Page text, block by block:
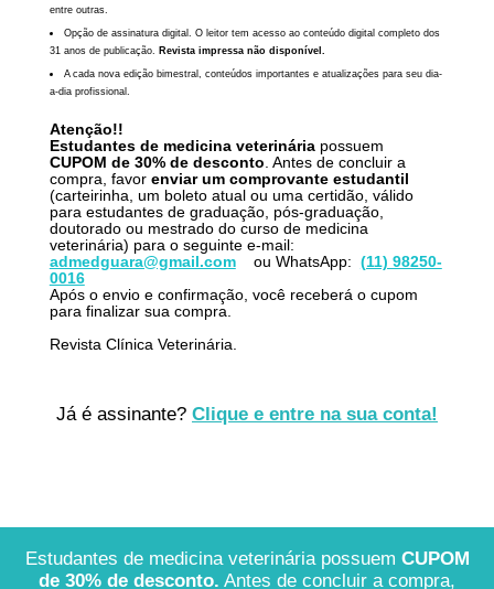
entre outras.
Opção de assinatura digital. O leitor tem acesso ao conteúdo digital completo dos
31 anos de publicação.
Revista impressa não disponível.
A cada nova edição bimestral, conteúdos importantes e atualizações para seu dia-
a-dia profissional.
Atenção!!
Estudantes de medicina veterináriapossuem
CUPOM de 30% de desconto. Antes de concluir a
compra, favor enviar um comprovante estudantil
(carteirinha, um boleto atual ou uma certidão, válido
para estudantes de graduação, pós-graduação,
doutorado ou mestrado do curso de medicina
veterinária) para o seguinte e-mail:
admedguara@gmail.com
ou WhatsApp: (11) 98250-
0016
Após o envio e confirmação, você receberá o cupom
para finalizar sua compra.
Revista Clínica Veterinária.
Já é assinante? Clique e entre na sua conta!
Estudantes de medicina veterinária possuem CUPOM
de 30% de desconto. Antes de concluir a compra,